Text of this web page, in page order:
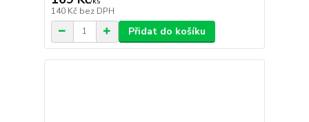
140 Kč bez DPH
Přidat do košíku